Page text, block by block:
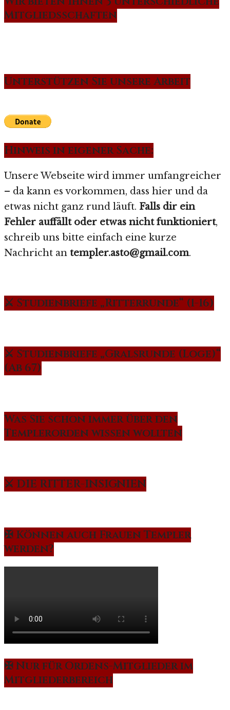
Mitgliedsschaften
Unterstützen Sie unsere Arbeit
Hinweis in eigener Sache:
Unsere Webseite wird immer umfangreicher
– da kann es vorkommen, dass hier und da
etwas nicht ganz rund läuft. Falls dir ein
Fehler auffällt oder etwas nicht funktioniert,
schreib uns bitte einfach eine kurze
Nachricht an templer.asto@gmail.com.
⚔️ Studienbriefe „Ritterrunde“ (1-16)
⚔️ Studienbriefe „Gralsrunde (Loge)“
(Ab 67)
Was Sie schon immer über den
Templerorden wissen wollten
⚔️ DIE RITTER-INSIGNIEN
✠ Können auch Frauen Templer
werden?
✠ Nur für Ordens-Mitglieder im
Mitgliederbereich